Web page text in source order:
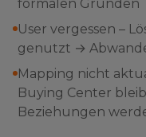
formalen Gründen
User vergessen –
genutzt →
Mapping nicht
Buying Center
Beziehungen